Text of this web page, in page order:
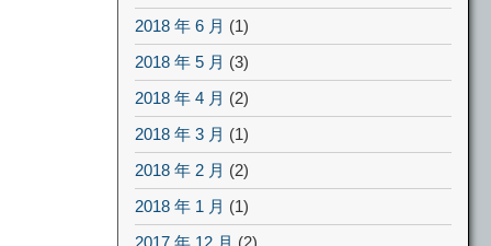
2018 年 6 月 (1)
2018 年 5 月 (3)
2018 年 4 月 (2)
2018 年 3 月 (1)
2018 年 2 月 (2)
2018 年 1 月 (1)
2017 年 12 月 (2)